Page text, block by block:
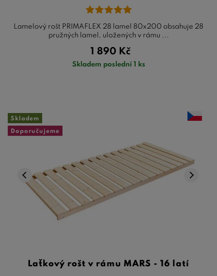
Lamelový rošt PRIMAFLEX 28 lamel 80x200 obsahuje 28
pružných lamel, uložených v rámu ...
1 890 Kč
Skladem poslední 1 ks
Skladem
Doporučujeme
Laťkový rošt v rámu MARS - 16 latí